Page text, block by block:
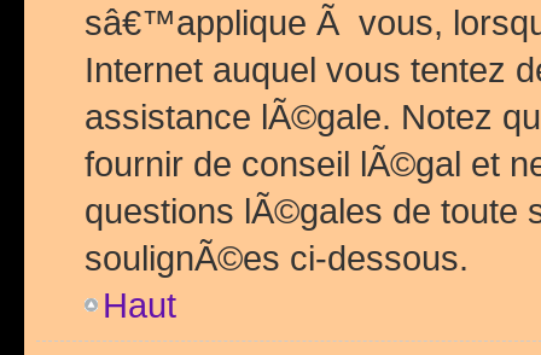
sâ€™applique Ã vous,
Internet auquel vous tentez
assistance lÃ©gale. Notez
fournir de conseil lÃ©gal et
questions lÃ©gales de
soulignÃ©es ci-dessous.
Haut